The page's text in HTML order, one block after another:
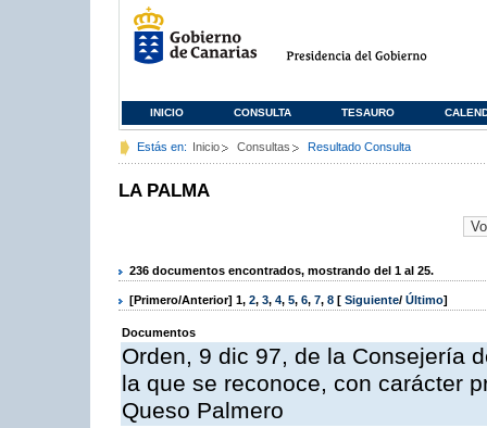
INICIO CONSULTA TESAURO
Estás en: Inicio Consultas Resultado Consulta
LA PALMA
236 documentos encontrados, mostrando del 1 al 25.
[Primero/Anterior] 1, 2, 3, 4, 5, 6, 7, 8 [ Siguiente/ Último]
Documentos
Orden, 9 dic 97, de la Consejería
la que se reconoce, con carácter
Queso Palmero